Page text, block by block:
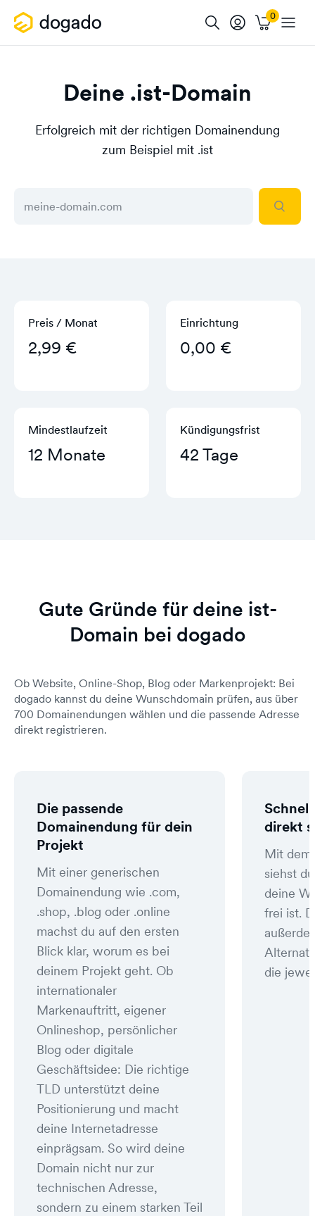
Deine .ist-Domain
Erfolgreich mit der richtigen Domainendung
zum Beispiel mit .ist
Preis / Monat
2,99 €
Einrichtung
0,00 €
Mindestlaufzeit
12 Monate
Kündigungs­frist
42 Tage
Gute Gründe für deine ist-
Domain bei dogado
Ob Website, Online-Shop, Blog oder Markenprojekt: Bei
dogado kannst du deine Wunschdomain prüfen, aus über
700 Domainendungen wählen und die passende Adresse
direkt registrieren.
Die passende
Domainendung für dein
Projekt
Mit einer generischen
Domainendung wie .com,
.shop, .blog oder .online
machst du auf den ersten
Blick klar, worum es bei
deinem Projekt geht. Ob
internationaler
Markenauftritt, eigener
Onlineshop, persönlicher
Blog oder digitale
Geschäftsidee: Die richtige
TLD unterstützt deine
Positionierung und macht
deine Internetadresse
einprägsam. So wird deine
Domain nicht nur zur
technischen Adresse,
sondern zu einem starken Teil
direkt
Mit dem
siehst
deine
frei ist.
die